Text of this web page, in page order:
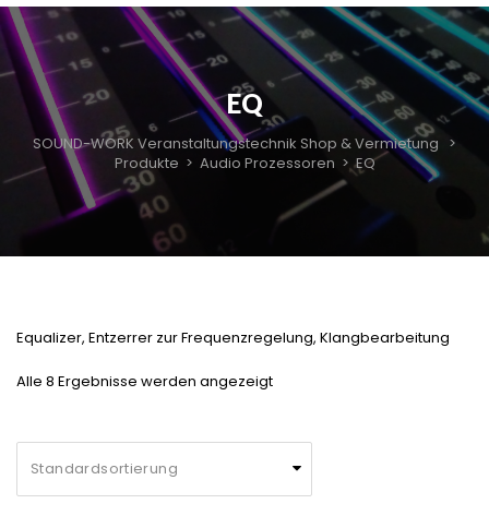
EQ
SOUND-WORK Veranstaltungstechnik Shop & Vermietung >
Produkte > Audio Prozessoren >EQ
Equalizer, Entzerrer zur Frequenzregelung, Klangbearbeitung
Alle 8 Ergebnisse werden angezeigt